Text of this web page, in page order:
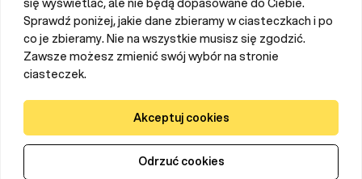
się wyświetlać, ale nie będą dopasowane do Ciebie.
Sprawdź poniżej, jakie dane zbieramy w ciasteczkach i po
co je zbieramy. Nie na wszystkie musisz się zgodzić.
Zawsze możesz zmienić swój wybór na stronie
ciasteczek.
Akceptuj cookies
Odrzuć cookies